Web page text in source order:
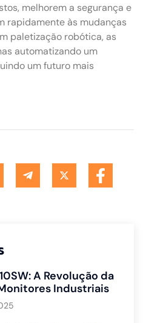
melhorem a segurança e
rapidamente às mudanças
paletização robótica, as
automatizando um
um futuro mais
A Revolução da
Industriais